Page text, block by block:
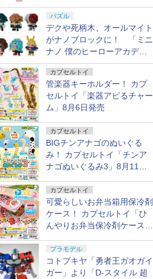
が1/3スケールフィギュアで
登場
パズル
デクや死柄木、オールマイト
がナノブロックに！ 「ミニ
ナノ 僕のヒーローアカデミ
ア」9月再販
カプセルトイ
管楽器キーホルダー！ カプ
セルトイ「楽器アピるチャー
ム」8月6日発売
カプセルトイ
BIGチンアナゴのぬいぐる
み！ カプセルトイ「チンア
ナゴぬいぐるみ3」8月11日
カプセルトイ
可愛らしいお弁当箱用保冷剤
ケース！ カプセルトイ「ひ
んやりお弁当保冷剤ケース
プラモデル
コトブキヤ「勇者王ガオガイ
ガー」より「D-スタイル 超